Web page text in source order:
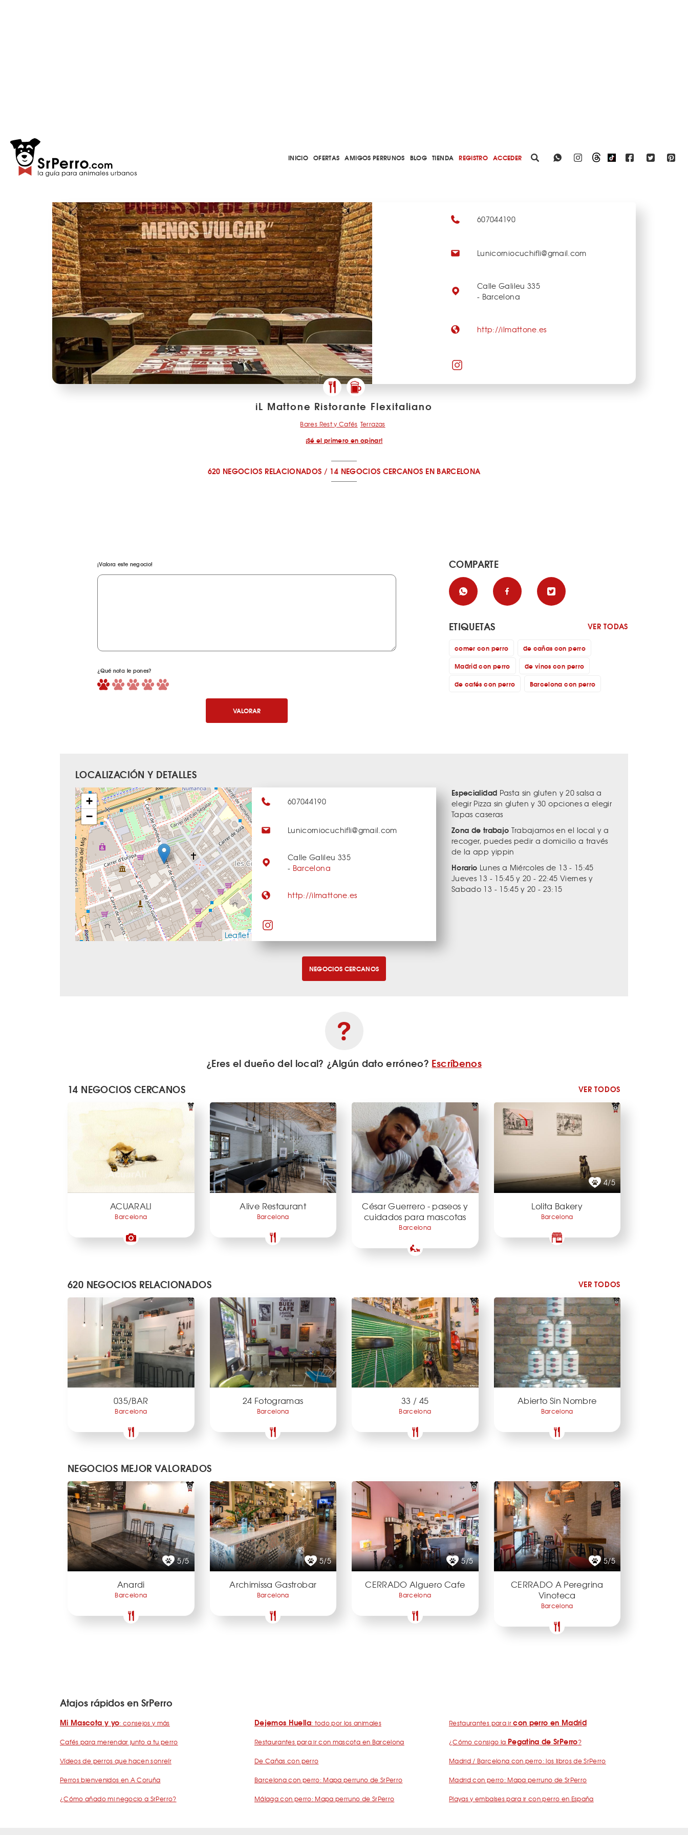
INICIO OFERTAS AMIGOS PERRUNOS BLOG TIENDA REGISTRO ACCEDER
607044190
Lunicorniocuchifli@gmail.com
Calle Galileu 335
- Barcelona
http://ilmattone.es
iL Mattone Ristorante Flexitaliano
Bares Rest y Cafés Terrazas
¡Sé el primero en opinar!
620 NEGOCIOS RELACIONADOS / 14 NEGOCIOS CERCANOS EN BARCELONA
¡Valora este negocio!
¿Qué nota le pones?
VALORAR
COMPARTE
ETIQUETAS VER TODAS
comer con perro
de cañas con perro
Madrid con perro
de vinos con perro
de cafés con perro
Barcelona con perro
LOCALIZACIÓN Y DETALLES
+
−
Leaflet
607044190
Lunicorniocuchifli@gmail.com
Calle Galileu 335
- Barcelona
http://ilmattone.es
Especialidad Pasta sin gluten y 20 salsa a
elegir Pizza sin gluten y 30 opciones a elegir
Tapas caseras
Zona de trabajo Trabajamos en el local y a
recoger, puedes pedir a domicilio a través
de la app yippin
Horario Lunes a Miércoles de 13 - 15:45
Jueves 13 - 15:45 y 20 - 22:45 Viernes y
Sabado 13 - 15:45 y 20 - 23:15
NEGOCIOS CERCANOS
¿Eres el dueño del local? ¿Algún dato erróneo? Escríbenos
14 NEGOCIOS CERCANOS
VER TODOS
ACUARALI
Barcelona
Alive Restaurant
Barcelona
César Guerrero - paseos y
cuidados para mascotas
Barcelona
4/5
Lolita Bakery
Barcelona
620 NEGOCIOS RELACIONADOS VER TODOS
035/BAR
Barcelona
24 Fotogramas
Barcelona
33 / 45
Barcelona
Abierto Sin Nombre
Barcelona
NEGOCIOS MEJOR VALORADOS
5/5
Anardi
Barcelona
5/5
Archimissa Gastrobar
Barcelona
5/5
CERRADO Alguero Cafe
Barcelona
5/5
CERRADO A Peregrina
Vinoteca
Barcelona
Atajos rápidos en SrPerro
Mi Mascota y yo: consejos y más
Cafés para merendar junto a tu perro
Vídeos de perros que hacen sonreír
Perros bienvenidos en A Coruña
¿Cómo añado mi negocio a SrPerro?
Dejemos Huella: todo por los animales
Restaurantes para ir con mascota en Barcelona
De Cañas con perro
Barcelona con perro: Mapa perruno de SrPerro
Málaga con perro: Mapa perruno de SrPerro
Restaurantes para ircon perro en Madrid
¿Cómo consigo la Pegatina de SrPerro?
Madrid / Barcelona con perro: los libros de SrPerro
Madrid con perro: Mapa perruno de SrPerro
Playas y embalses para ir con perro en España